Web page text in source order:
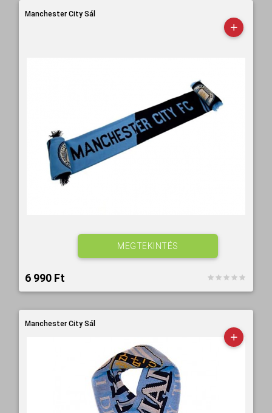
Manchester City Sál
6 990 Ft‎
MEGTEKINTÉS
Manchester City Sál